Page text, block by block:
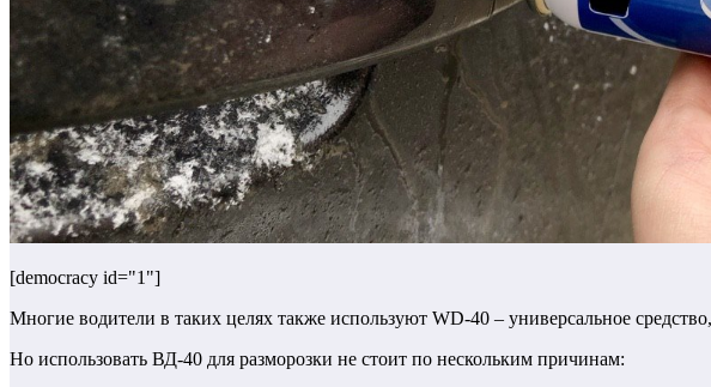
[democracy id="1"]
Многие водители в таких целях также используют WD-40 – универсальное
Но использовать ВД-40 для разморозки не стоит по нескольким причинам: